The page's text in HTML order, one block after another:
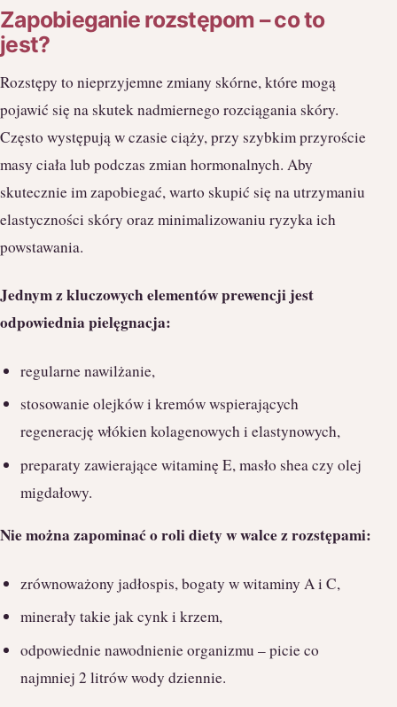
Zapobieganie rozstępom – co to
jest?
Rozstępy to nieprzyjemne zmiany skórne, które mogą
pojawić się na skutek nadmiernego rozciągania skóry.
Często występują w czasie ciąży, przy szybkim przyroście
masy ciała lub podczas zmian hormonalnych. Aby
skutecznie im zapobiegać, warto skupić się na utrzymaniu
elastyczności skóry oraz minimalizowaniu ryzyka ich
powstawania.
Jednym z kluczowych elementów prewencji jest
odpowiednia pielęgnacja:
regularne nawilżanie,
stosowanie olejków i kremów wspierających
regenerację włókien kolagenowych i elastynowych,
preparaty zawierające witaminę E, masło shea czy olej
migdałowy.
Nie można zapominać o roli diety w walce z rozstępami:
zrównoważony jadłospis, bogaty w witaminy A i C,
minerały takie jak cynk i krzem,
odpowiednie nawodnienie organizmu – picie co
najmniej 2 litrów wody dziennie.